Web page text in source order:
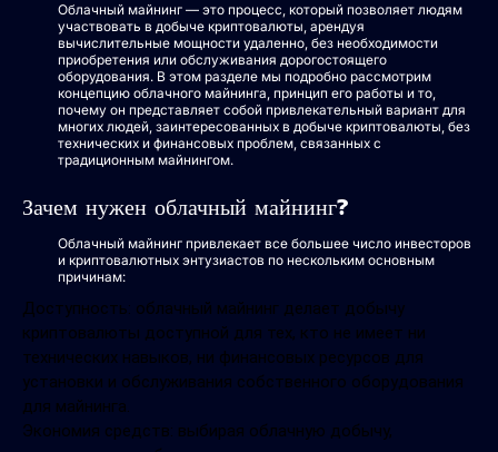
Облачный майнинг — это процесс, который позволяет людям
участвовать в добыче криптовалюты, арендуя
вычислительные мощности удаленно, без необходимости
приобретения или обслуживания дорогостоящего
оборудования. В этом разделе мы подробно рассмотрим
концепцию облачного майнинга, принцип его работы и то,
почему он представляет собой привлекательный вариант для
многих людей, заинтересованных в добыче криптовалюты, без
технических и финансовых проблем, связанных с
традиционным майнингом.
Зачем нужен облачный майнинг?
Облачный майнинг привлекает все большее число инвесторов
и криптовалютных энтузиастов по нескольким основным
причинам:
Доступность: облачный майнинг делает добычу
криптовалюты доступной для тех, кто не имеет ни
технических навыков, ни финансовых ресурсов для
установки и обслуживания собственного оборудования
для майнинга.
Экономия средств: выбирая облачную добычу,